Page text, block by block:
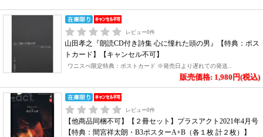
レビュー0件
山田孝之『朗読CD付き詩集 心に憧れた頭の男』【特典：ポス
トカード】【キャンセル不可】
ワニスぺ限定特典：ポストカード ※発売日より遅れての発送..
販売価格: 1,980円(税込)
レビュー0件
【他商品同梱不可】【２冊セット】プラスアクト2021年4月号
【特典：間宮祥太朗・B3ポスターA+B（各１枚 計２枚）】